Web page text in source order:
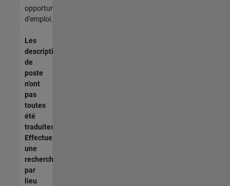
opportunités
d'emploi.
Les
descriptions
de
poste
n’ont
pas
toutes
été
traduites.
Effectuez
une
recherche
par
lieu